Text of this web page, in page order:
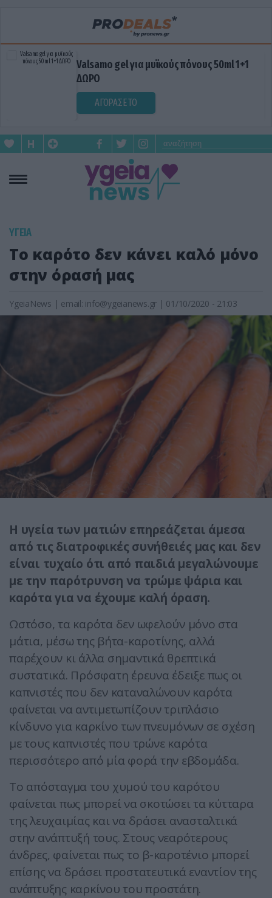
Valsamo gel για μυϊκούς πόνους 50ml 1+1
ΔΩΡΟ
ΑΓΟΡΑΣΕ ΤΟ
ΥΓΕΙΑ
Το καρότο δεν κάνει καλό μόνο
στην όρασή μας
YgeiaNews | email: info@ygeianews.gr | 01/10/2020 - 21:03
Η υγεία των ματιών επηρεάζεται άμεσα
από τις διατροφικές συνήθειές μας και δεν
είναι τυχαίο ότι από παιδιά μεγαλώνουμε
με την παρότρυνση να τρώμε ψάρια και
καρότα για να έχουμε καλή όραση.
Ωστόσο, τα καρότα δεν ωφελούν μόνο στα
μάτια, μέσω της βήτα-καροτίνης, αλλά
παρέχουν κι άλλα σημαντικά θρεπτικά
συστατικά. Πρόσφατη έρευνα έδειξε πως οι
καπνιστές που δεν καταναλώνουν καρότα
φαίνεται να αντιμετωπίζουν τριπλάσιο
κίνδυνο για καρκίνο των πνευμόνων σε σχέση
με τους καπνιστές που τρώνε καρότα
περισσότερο από μία φορά την εβδομάδα.
Το απόσταγμα του χυμού του καρότου
φαίνεται πως μπορεί να σκοτώσει τα κύτταρα
της λευχαιμίας και να δράσει ανασταλτικά
στην ανάπτυξή τους. Στους νεαρότερους
άνδρες, φαίνεται πως το β-καροτένιο μπορεί
επίσης να δράσει προστατευτικά εναντίον της
ανάπτυξης καρκίνου του προστάτη.